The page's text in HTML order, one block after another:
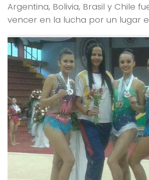
Argentina, Bolivia, Brasil y Chile
vencer en la lucha por un lugar